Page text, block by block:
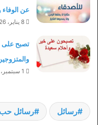
عن الوفاء
8 يناير، 2026
1 سبتمبر، 2025
رسائل رسائل